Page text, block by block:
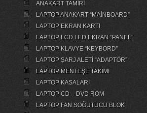
ANAKART TAMİRİ
LAPTOP ANAKART “MAİNBOARD”
LAPTOP EKRAN KARTI
LAPTOP LCD LED EKRAN “PANEL”
LAPTOP KLAVYE “KEYBORD”
LAPTOP ŞARJ ALETİ “ADAPTÖR”
LAPTOP MENTEŞE TAKIMI
LAPTOP KASALARI
LAPTOP CD – DVD ROM
LAPTOP FAN SOĞUTUCU BLOK